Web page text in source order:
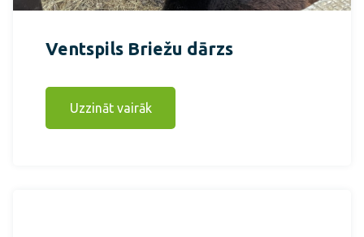
Ventspils Briežu dārzs
Uzzināt vairāk